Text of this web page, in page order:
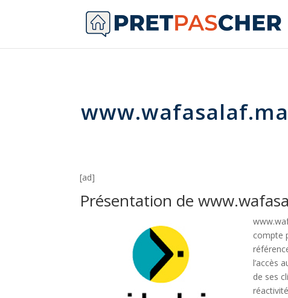
www.wafasalaf.ma
[ad]
Présentation de
compte
l’accès
de ses